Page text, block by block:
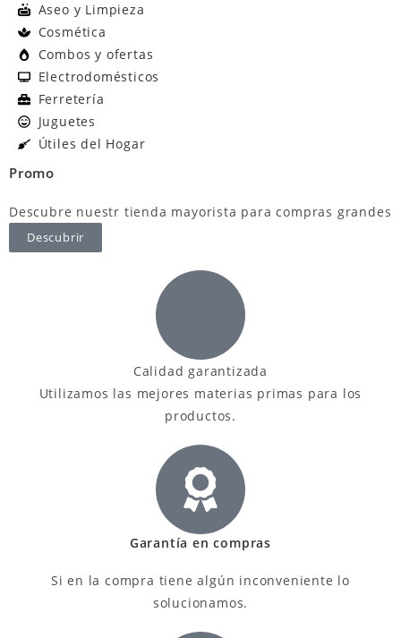
Aseo y Limpieza
Cosmética
Combos y ofertas
Electrodomésticos
Ferretería
Juguetes
Útiles del Hogar
Promo
Descubre nuestr tienda mayorista para compras grandes
Descubrir
Calidad garantizada
Utilizamos las mejores materias primas para los
productos.
Garantía en compras
Si en la compra tiene algún inconveniente lo
solucionamos.